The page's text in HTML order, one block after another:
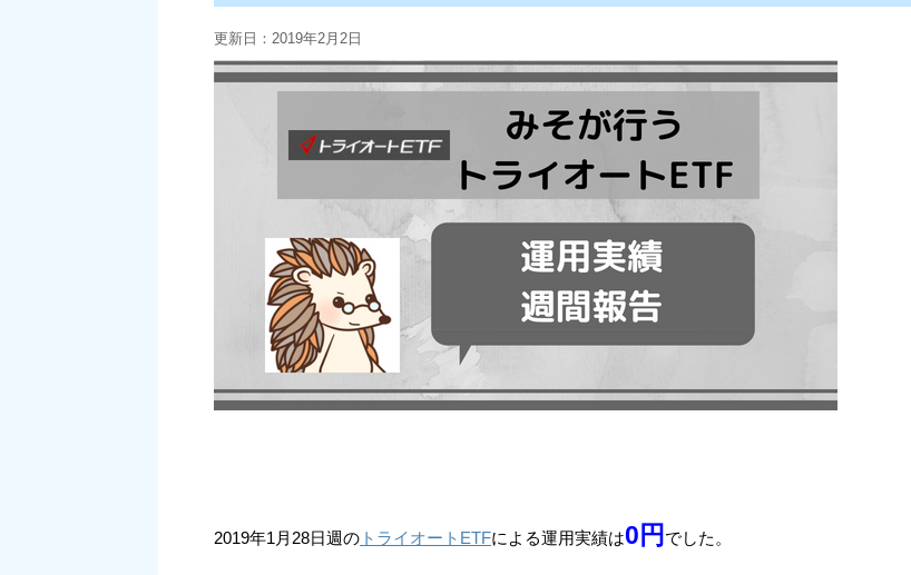
更新日： 2019年2月2日
2019年1月28日週の トライオートETFによる運用実績は0円 でした。